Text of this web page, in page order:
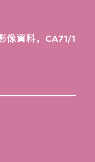
像資料，CA71/1